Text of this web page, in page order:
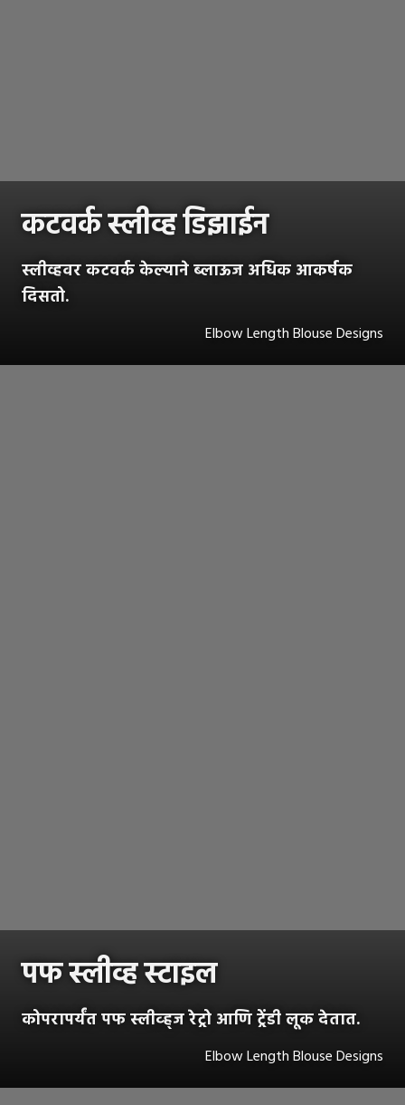
कटवर्क स्लीव्ह डिझाईन
स्लीव्हवर कटवर्क केल्याने ब्लाऊज अधिक आकर्षक
दिसतो.
Elbow Length Blouse Designs
पफ स्लीव्ह स्टाइल
कोपरापर्यंत पफ स्लीव्ह्ज रेट्रो आणि ट्रेंडी लूक देतात.
Elbow Length Blouse Designs